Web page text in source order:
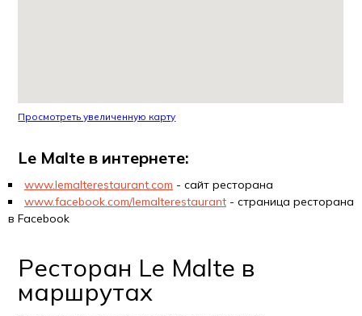
Просмотреть увеличенную карту
Le Malte в интернете:
www.lemalterestaurant.com - сайт ресторана
www.facebook.com/lemalterestaurant - страница ресторана
в Facebook
Ресторан Le Malte в
маршрутах